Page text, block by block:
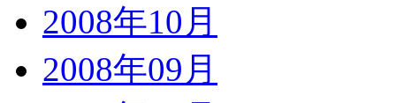
2008年10月
2008年09月